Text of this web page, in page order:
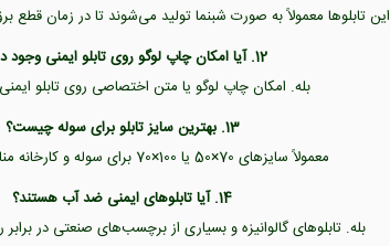
این تابلوها معمولاً به صورت شبنما تولید می‌شوند تا در زمان قطع
12. آیا امکان چاپ لوگو روی تابلو ایمنی وجود دارد؟
بله. امکان چاپ لوگو یا متن اختصاصی روی تابلو
13. بهترین سایز تابلو برای سوله چیست؟
معمولاً سایزهای 70×50 یا 100×70 برای سوله و کارخانه مناسب‌تر هستند.
14. آیا تابلوهای ایمنی ضد آب هستند؟
بله. تابلوهای گالوانیزه و بسیاری از برچسب‌های صنعتی در